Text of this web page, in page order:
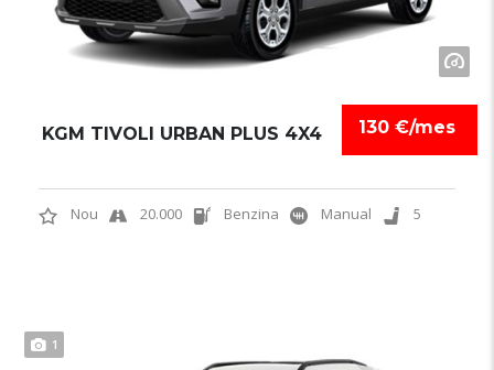
130 €/mes
KGM TIVOLI URBAN PLUS 4X4
Nou 20.000 Benzina Manual 5
1